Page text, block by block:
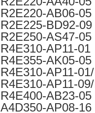
R2E220-AB06-05
R2E225-BD92-09
R2E250-AS47-05
R4E310-AP11-01
R4E355-AK05-05
R4E310-AP11-
R4E310-AP11-
R4E400-AB23-05
A4D350-AP08-16